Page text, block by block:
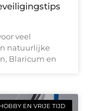
veel
natuurlijke
Blaricum en
HOBBY EN VRIJE TIJD